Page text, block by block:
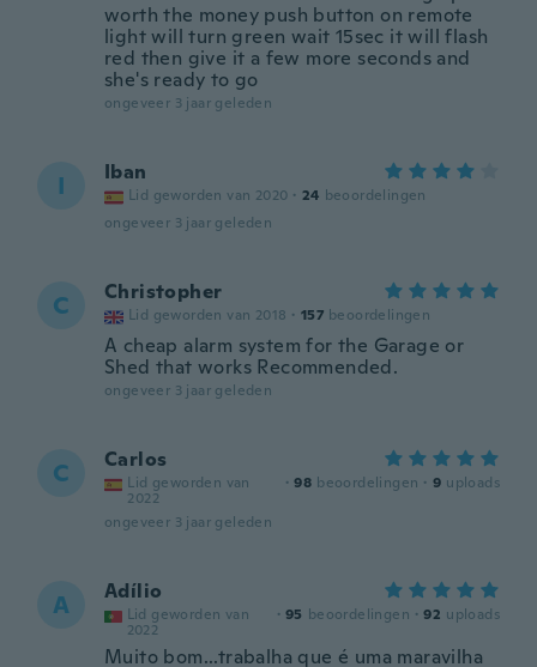
worth the money push button on remote
light will turn green wait 15sec it will flash
red then give it a few more seconds and
she's ready to go
ongeveer 3 jaar geleden
I Iban
Lid geworden van 2020 · 24 beoordelingen
ongeveer 3 jaar geleden
C Christopher
Lid geworden van 2018 · 157 beoordelingen
A cheap alarm system for the Garage or
Shed that works Recommended.
ongeveer 3 jaar geleden
C Carlos
Lid geworden van
2022
· 98 beoordelingen · 9 uploads
ongeveer 3 jaar geleden
A Adílio
Lid geworden van
2022
· 95 beoordelingen · 92 uploads
Muito bom...trabalha que é uma maravilha